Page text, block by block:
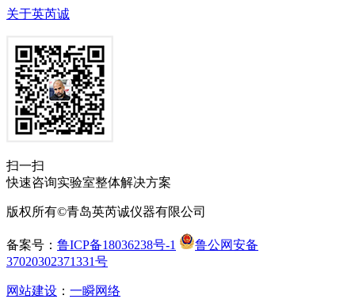
关于英芮诚
扫一扫
快速咨询实验室整体解决方案
版权所有©青岛英芮诚仪器有限公司
备案号： 鲁ICP备18036238号-1
鲁公网安备
37020302371331号
网站建设 ： 一瞬网络